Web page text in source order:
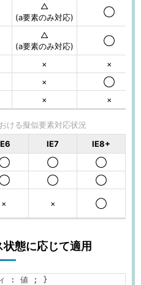
△
(a要素のみ対応)
◯
△
(a要素のみ対応)
◯
×
×
×
◯
× ×
る擬似要素対応状況
IE7
IE8+
◯
◯
◯
◯
× × ◯
態に応じて適用
: 値 ;
}